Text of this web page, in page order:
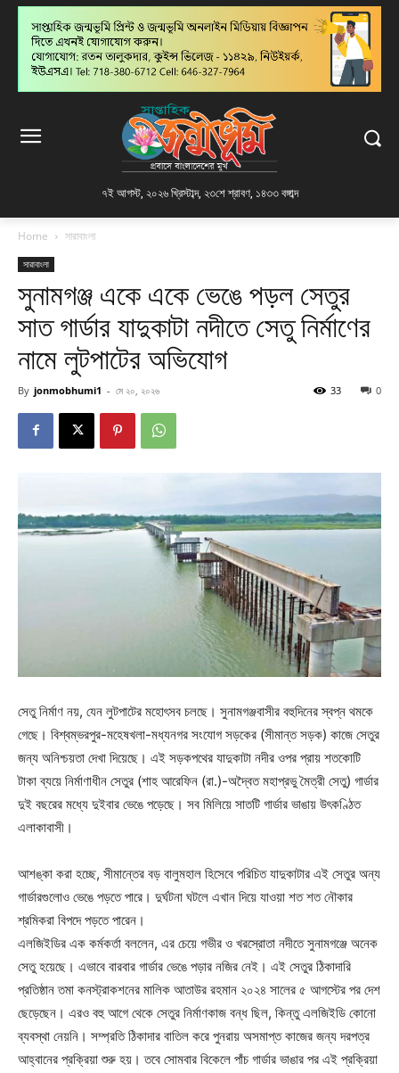
৭ই আগস্ট, ২০২৬ খ্রিস্টাব্দ, ২৩শে শ্রাবণ, ১৪৩৩ বঙ্গাব্দ
Home সারাবাংলা
সারাবাংলা
সুনামগঞ্জ একে একে ভেঙে পড়ল সেতুর
সাত গার্ডার যাদুকাটা নদীতে সেতু নির্মাণের
নামে লুটপাটের অভিযোগ
By jonmobhumi1 - মে ২০, ২০২৬ 0
33
সেতু নির্মাণ নয়, যেন লুটপাটের মহোৎসব চলছে। সুনামগঞ্জবাসীর বহুদিনের স্বপ্ন থমকে
গেছে। বিশ্বম্ভরপুর-মহেষখলা-মধ্যনগর সংযোগ সড়কের (সীমান্ত সড়ক) কাজে সেতুর
জন্য অনিশ্চয়তা দেখা দিয়েছে। এই সড়কপথের যাদুকাটা নদীর ওপর প্রায় শতকোটি
টাকা ব্যয়ে নির্মাণাধীন সেতুর (শাহ আরেফিন (রা.)-অদ্বৈত মহাপ্রভু মৈত্রী সেতু) গার্ডার
দুই বছরের মধ্যে দুইবার ভেঙে পড়েছে। সব মিলিয়ে সাতটি গার্ডার ভাঙায় উৎকণ্ঠিত
এলাকাবাসী।
আশঙ্কা করা হচ্ছে, সীমান্তের বড় বালুমহাল হিসেবে পরিচিত যাদুকাটার এই সেতুর অন্য
গার্ডারগুলোও ভেঙে পড়তে পারে। দুর্ঘটনা ঘটলে এখান দিয়ে যাওয়া শত শত নৌকার
শ্রমিকরা বিপদে পড়তে পারেন।
এলজিইডির এক কর্মকর্তা বললেন, এর চেয়ে গভীর ও খরস্রোতা নদীতে সুনামগঞ্জে অনেক
সেতু হয়েছে। এভাবে বারবার গার্ডার ভেঙে পড়ার নজির নেই। এই সেতুর ঠিকাদারি
প্রতিষ্ঠান তমা কনস্ট্রাকশনের মালিক আতাউর রহমান ২০২৪ সালের ৫ আগস্টের পর দেশ
ছেড়েছেন। এরও বহু আগে থেকে সেতুর নির্মাণকাজ বন্ধ ছিল, কিন্তু এলজিইডি কোনো
ব্যবস্থা নেয়নি। সম্প্রতি ঠিকাদার বাতিল করে পুনরায় অসমাপ্ত কাজের জন্য দরপত্র
আহ্বানের প্রক্রিয়া শুরু হয়। তবে সোমবার বিকেলে পাঁচ গার্ডার ভাঙার পর এই প্রক্রিয়া